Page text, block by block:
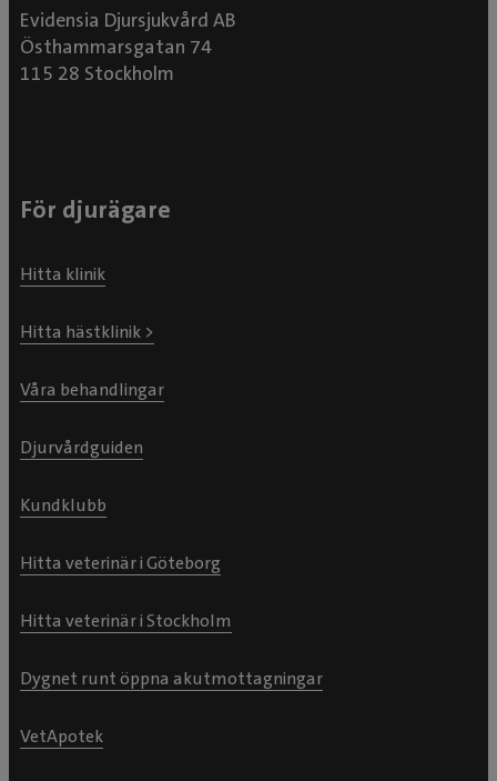
Evidensia Djursjukvård AB
Östhammarsgatan 74
115 28 Stockholm
För djurägare
Hitta klinik
Hitta hästklinik >
Våra behandlingar
Djurvårdguiden
Kundklubb
Hitta veterinär i Göteborg
Hitta veterinär i Stockholm
Dygnet runt öppna akutmottagningar
VetApotek